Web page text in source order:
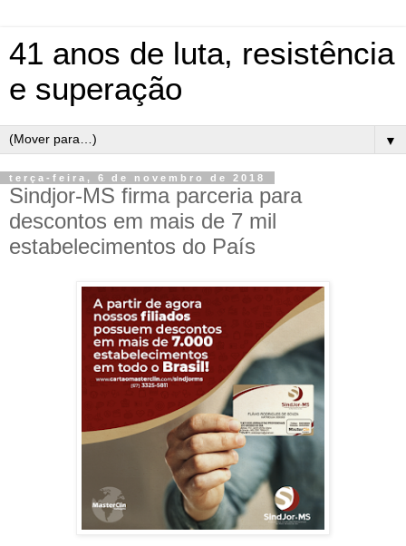
41 anos de luta, resistência
e superação
▼
terça-feira, 6 de novembro de 2018
Sindjor-MS firma parceria para
descontos em mais de 7 mil
estabelecimentos do País